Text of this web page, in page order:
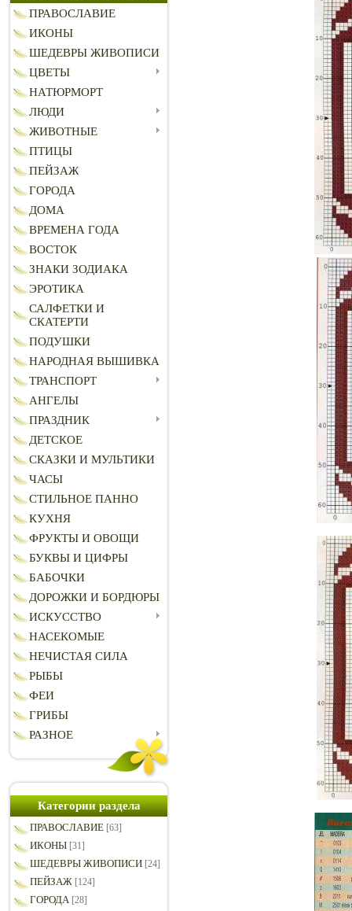
ПРАВОСЛАВИЕ
ИКОНЫ
ШЕДЕВРЫ ЖИВОПИСИ
ЦВЕТЫ
НАТЮРМОРТ
ЛЮДИ
ЖИВОТНЫЕ
ПТИЦЫ
ПЕЙЗАЖ
ГОРОДА
ДОМА
ВРЕМЕНА ГОДА
ВОСТОК
ЗНАКИ ЗОДИАКА
ЭРОТИКА
САЛФЕТКИ И
СКАТЕРТИ
ПОДУШКИ
НАРОДНАЯ ВЫШИВКА
ТРАНСПОРТ
АНГЕЛЫ
ПРАЗДНИК
ДЕТСКОЕ
СКАЗКИ И МУЛЬТИКИ
ЧАСЫ
СТИЛЬНОЕ ПАННО
КУХНЯ
ФРУКТЫ И ОВОЩИ
БУКВЫ И ЦИФРЫ
БАБОЧКИ
ДОРОЖКИ И БОРДЮРЫ
ИСКУССТВО
НАСЕКОМЫЕ
НЕЧИСТАЯ СИЛА
РЫБЫ
ФЕИ
ГРИБЫ
РАЗНОЕ
Категории раздела
ПРАВОСЛАВИЕ [63]
ИКОНЫ [31]
ШЕДЕВРЫ ЖИВОПИСИ [24]
ПЕЙЗАЖ [124]
ГОРОДА [28]